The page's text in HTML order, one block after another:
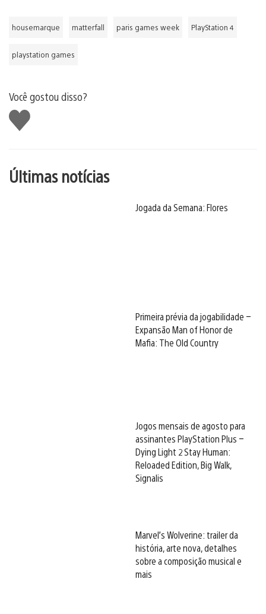
housemarque matterfall paris games week PlayStation 4
playstation games
Você gostou disso?
Curtir
Últimas notícias
Jogada da Semana: Flores
Primeira prévia da jogabilidade –
Expansão Man of Honor de
Mafia: The Old Country
Jogos mensais de agosto para
assinantes PlayStation Plus –
Dying Light 2 Stay Human:
Reloaded Edition, Big Walk,
Signalis
Marvel’s Wolverine: trailer da
história, arte nova, detalhes
sobre a composição musical e
mais